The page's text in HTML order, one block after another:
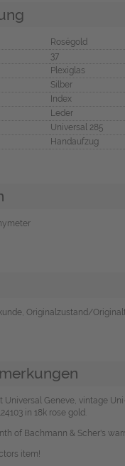
Roségold
37
Plexiglas
Silber
Index
Leder
Universal 285
Handaufzug
Originalzustand/
Universal Geneve, vintage
in 18k rose gold.
of Bachmann & Scher's
item!